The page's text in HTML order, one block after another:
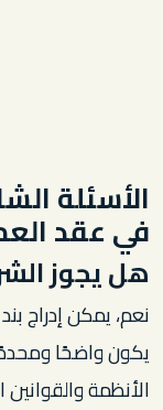
الأسئلة
في عقد
هل يجوز
نعم، يمكن إدراج
يكون واضحًا
الأنظمة